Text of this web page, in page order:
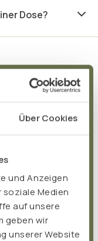
Über Cookies
und Anzeigen
Medien
auf unsere
geben wir
unserer Website
Dose?
16 Uhr sind wir